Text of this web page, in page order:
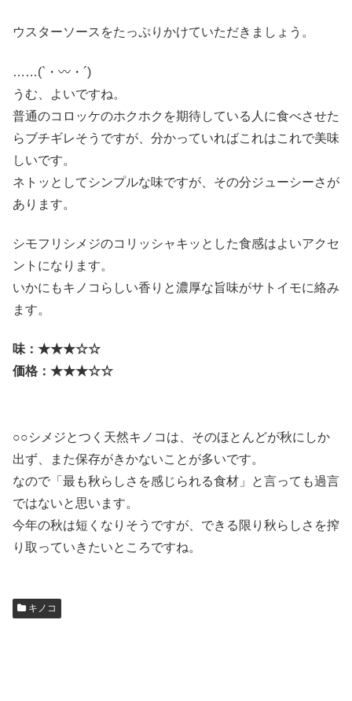
ウスターソースをたっぷりかけていただきましょう。
……(`・〰・´)
うむ、よいですね。
普通のコロッケのホクホクを期待している人に食べさせた
らブチギレそうですが、分かっていればこれはこれで美味
しいです。
ネトッとしてシンプルな味ですが、その分ジューシーさが
あります。
シモフリシメジのコリッシャキッとした食感はよいアクセ
ントになります。
いかにもキノコらしい香りと濃厚な旨味がサトイモに絡み
ます。
味：★★★☆☆
価格：★★★☆☆
○○シメジとつく天然キノコは、そのほとんどが秋にしか
出ず、また保存がきかないことが多いです。
なので「最も秋らしさを感じられる食材」と言っても過言
ではないと思います。
今年の秋は短くなりそうですが、できる限り秋らしさを搾
り取っていきたいところですね。
キノコ